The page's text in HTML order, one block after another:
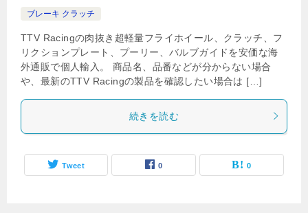
ブレーキ クラッチ
TTV Racingの肉抜き超軽量フライホイール、クラッチ、フ
リクションプレート、プーリー、バルブガイドを安価な海
外通販で個人輸入。 商品名、品番などが分からない場合
や、最新のTTV Racingの製品を確認したい場合は […]
続きを読む
Tweet 0 0